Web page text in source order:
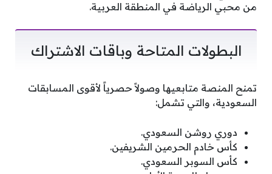
من محبي الرياضة في المنطقة العربية.
البطولات المتاحة وباقات الاشتراك
تمنح المنصة متابعيها وصولاً حصرياً لأقوى المسابقات
السعودية، والتي تشمل:
دوري روشن السعودي.
كأس خادم الحرمين الشريفين.
كأس السوبر السعودي.